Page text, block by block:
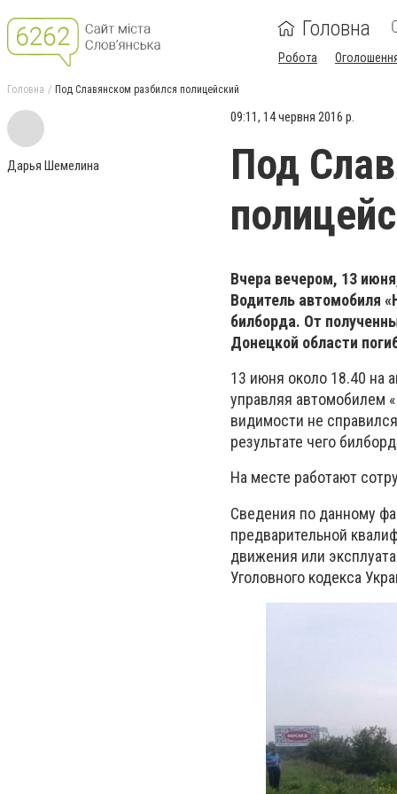
Головна
Робота
Головна Под Славянском разбился полицейский
Дарья Шемелина
09:11, 14 червня 2016 р.
Под
Вчера вечером, 13
Водитель автомобиля
билборда. От
Донецкой области
13 июня около 18.40 на
управляя автомобилем
видимости не
результате чего
На месте работают
Сведения по данному
предварительной
движения или
Уголовного кодекса